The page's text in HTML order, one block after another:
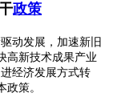
政策
动发展，加速新旧
高新技术成果产业
经济发展方式转
策。